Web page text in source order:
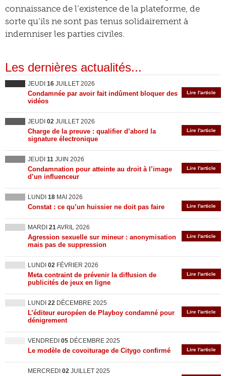
connaissance de l’existence de la plateforme, de
sorte qu’ils ne sont pas tenus solidairement à
indemniser les parties civiles.
Les dernières actualités...
JEUDI 16 JUILLET 2026
Lire l'article
Condamnée par avoir fait indûment bloquer des
vidéos
JEUDI 02 JUILLET 2026
Lire l'article
Charge de la preuve : qualifier d’abord la
signature électronique
JEUDI 11 JUIN 2026
Lire l'article
Condamnation pour atteinte au droit à l’image
d’un influenceur
LUNDI 18 MAI 2026
Lire l'article
Constat : ce qu’un huissier ne doit pas faire
MARDI 21AVRIL 2026
Lire l'article
Agression sexuelle sur mineur : anonymisation
mais pas de suppression
LUNDI 02 FÉVRIER 2026
Lire l'article
Meta contraint de prévenir la diffusion de
publicités de jeux en ligne
LUNDI 22 DÉCEMBRE 2025
Lire l'article
L’éditeur européen de Playboy condamné pour
dénigrement
VENDREDI 05 DÉCEMBRE 2025
Lire l'article
Le modèle de covoiturage de Citygo confirmé
MERCREDI 02 JUILLET 2025